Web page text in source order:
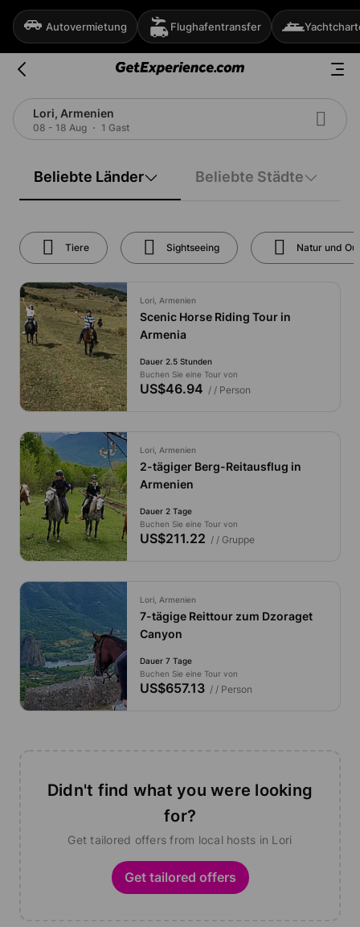
Autovermietung Flughafentransfer
Lori, Armenien
08 - 18 Aug 1 Gast
Beliebte Länder Beliebte Städte
Tiere Sightseeing Natur und
Lori, Armenien
Scenic Horse Riding Tour in
Armenia
Dauer 2.5 Stunden
Buchen Sie eine Tour von
US$46.94 / / Person
Lori, Armenien
2-tägiger Berg-Reitausflug in
Armenien
Dauer 2 Tage
Buchen Sie eine Tour von
US$211.22 / / Gruppe
Lori, Armenien
7-tägige Reittour zum Dzoraget
Canyon
Dauer 7 Tage
Buchen Sie eine Tour von
US$657.13/ / Person
Didn't find what you were looking
for?
Get tailored offers from local hosts in Lori
Get tailored offers